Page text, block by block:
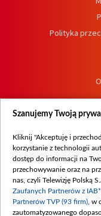
Polityka
Szanujemy Twoją
Kliknij "Akceptuję i
korzystanie z technologii
dostęp do informacji na
przechowywanie oraz na
nas, czyli Telewizję Polską
Zaufanych Partnerów z
Partnerów TVP (93 firm) ,
zautomatyzowanego